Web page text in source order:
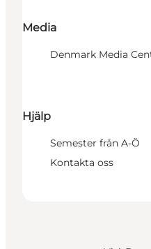
Media
Denmark Media
Hjälp
Semester från A-Ö
Kontakta oss